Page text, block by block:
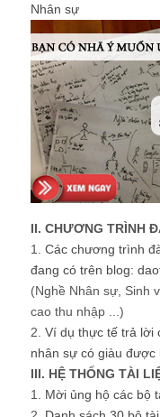
Nhân sự
II. CHƯƠNG TRÌNH
1. Các chương trình
đang có trên blog:
(Nghề Nhân sự, Sinh
cao thu nhập ...)
2. Ví dụ thực tế trả lời
nhân sự có giàu được
III. HỆ THỐNG TÀI
1. Mời ủng hộ các bộ